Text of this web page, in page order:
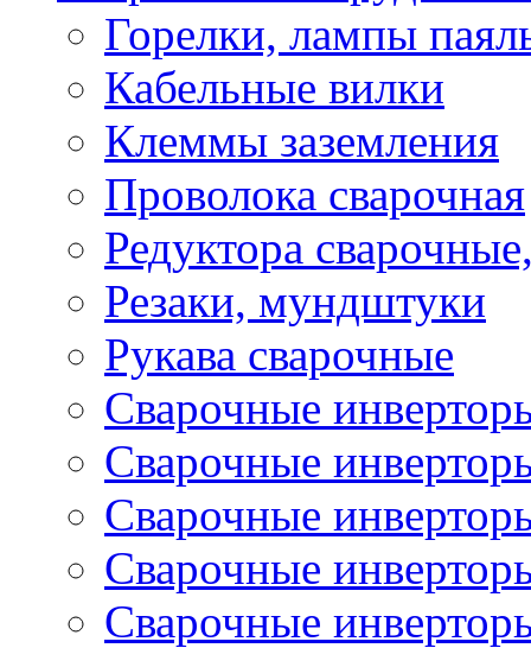
Горелки, лампы
Кабельные вилки
Клеммы заземления
Проволока сварочная
Редуктора
Резаки, мундштуки
Рукава сварочные
Сварочные
Сварочные
Сварочные
Сварочные
Сварочные